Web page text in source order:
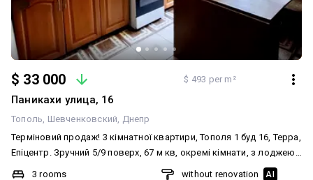
$ 33 000 $ 493 per m²
Паникахи улица, 16
Тополь Шевченковский Днепр
Терміновий продаж! 3 кімнатної квартири, Тополя 1 буд 16, Терра,
Епіцентр. Зручний 5/9 поверх, 67 м кв, окремі кімнати, з лоджею.
Гарний житловий стан, частково МПВ. Продаж з меблями та
3 rooms
without renovation AI